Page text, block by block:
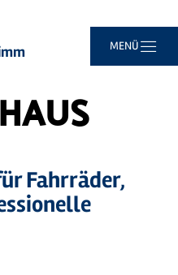
MENÜ
Fahrräder,